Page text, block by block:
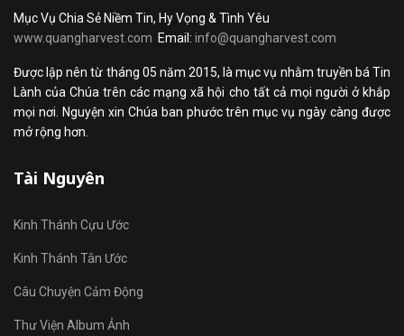
Mục Vụ Chia Sẻ Niềm Tin, Hy Vọng & Tình Yêu
www.quangharvest.com Email: info@quangharvest.com
Được lập nên từ tháng 05 năm 2015, là mục vụ nhằm truyền bá Tin
Lành của Chúa trên các mạng xã hội cho tất cả mọi người ở khắp
mọi nơi. Nguyện xin Chúa ban phước trên mục vụ ngày càng được
mở rộng hơn.
Tài Nguyên
Kinh Thánh Cựu Ước
Kinh Thánh Tân Ước
Câu Chuyện Cảm Động
Thư Viện Album Ảnh